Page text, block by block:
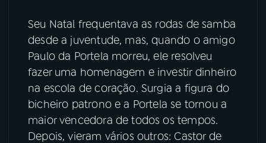
Seu Natal frequentava as rodas de samba
desde a juventude, mas, quando o amigo
Paulo da Portela morreu, ele resolveu
fazer uma homenagem e investir dinheiro
na escola de coração. Surgia a figura do
bicheiro patrono e a Portela se tornou a
maior vencedora de todos os tempos.
Depois, vieram vários outros: Castor de